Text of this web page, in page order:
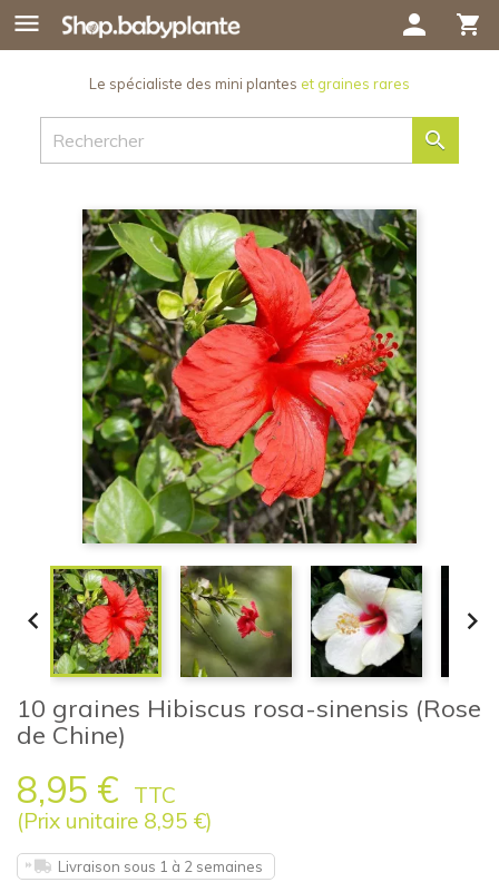
 shopping_cart
person
Le spécialiste des mini plantes et graines rares

 
10 graines Hibiscus rosa-sinensis (Rose
de Chine)
8,95 €
TTC
(Prix unitaire 8,95 €)
Livraison sous 1 à 2 semaines